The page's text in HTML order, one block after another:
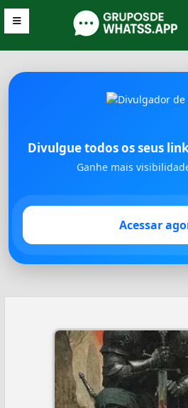
Divulgue todos os seus
Ganhe mais
Acessar